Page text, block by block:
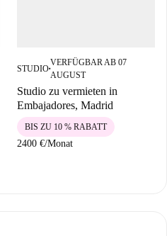
STUDIO■
VERFÜGBAR AB 07
AUGUST
Studio zu vermieten in
Embajadores, Madrid
2400 €/Monat
BIS ZU 10 % RABATT